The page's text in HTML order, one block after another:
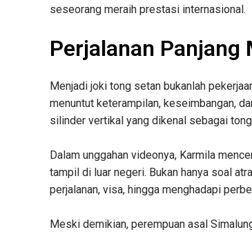
seseorang meraih prestasi internasional.
Perjalanan Panjang
Menjadi joki tong setan bukanlah
menuntut keterampilan, keseimbangan,
silinder vertikal yang dikenal sebagai
Dalam unggahan videonya, Karmila
tampil di luar negeri. Bukan hanya soal
perjalanan, visa, hingga menghadapi
Meski demikian, perempuan asal